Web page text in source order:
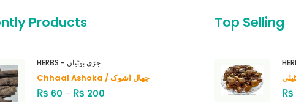
Products
HERBS - جڑی بوٹیاں
Chhaal Ashoka / چھال اشوک
₨ 60 – ₨ 200
Top Selling
₨